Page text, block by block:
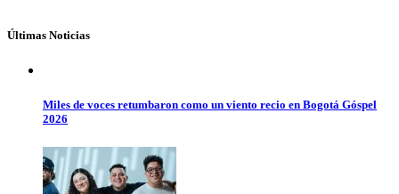
Últimas Noticias
Miles de voces retumbaron como un viento recio en Bogotá Góspel
2026